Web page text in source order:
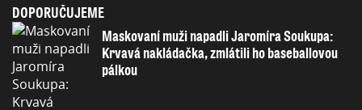
DOPORUČUJEME
Maskovaní muži napadli Jaromíra Soukupa:
Krvavá nakládačka, zmlátili ho baseballovou
pálkou